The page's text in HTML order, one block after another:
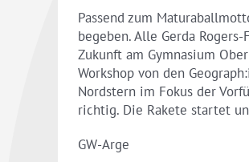
Passend zum
begeben. Alle Gerda
Zukunft am Gymnasium
Workshop von den
Nordstern im Fokus der
richtig. Die Rakete startet
GW-Arge